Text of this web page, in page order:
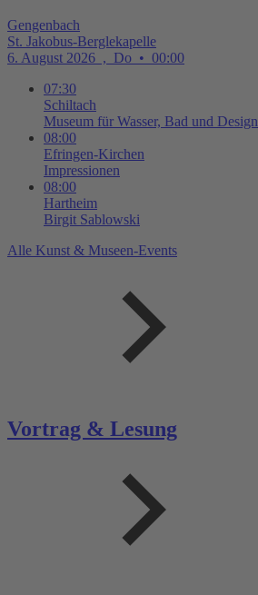
Gengenbach
St. Jakobus-Berglekapelle
6. August 2026 , Do • 00:00
07:30
Schiltach
Museum für Wasser, Bad und Design
08:00
Efringen-Kirchen
Impressionen
08:00
Hartheim
Birgit Sablowski
Alle Kunst & Museen-Events
Vortrag & Lesung